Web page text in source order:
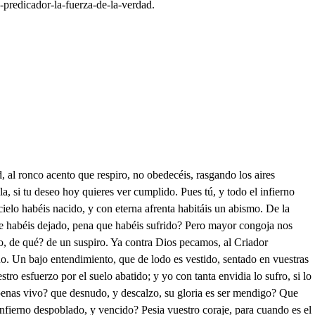
la-fuerza-de-la-verdad.
o ese César Gebelino, altivo, y vano, a esta calle, y a estas rejas se atreve con mil paseos (en rabia el pecho se anela) de día, y de ello blasona, y con músicas serenas, de noche, y a tanto arrojo el falso no se atreviera, sino hallara en tu semblante asable correspondencia? Pues tirana, en él que ves, mas que poder, y riqueza? a que fin, de la fortuna vienes, que avarienta niega con un fácil movimiento, que de ser mudable rueda? Y dime, cuando ese monstruo, pongo caso que no fuera, de bando tan encontrado, y de facción tan opuesta, tanto, que se viera el Cielo antes carecer de estrellas, y falta se viera, y pobre de flores la Primavera, primero que Gebelinos se junten con sangre Guelfa; pues fuera faltar al odío, y rencor, que con sangrientas llamas siempre ha nacido de una en otra descendencia? Tú de un hombre tan soberbio? tan altivo, que se empeña en ultrajar a los pobres, y que a los ricos desprecia, que hasta la Iglesia aborrece, y al mismo Dios no venera? Tanto, vive Dios, la ira al decir esto, se aumenta, que a saber (mas que locura!) a presumir (mas que pena!) que fuese cierta mi duda; pero como digo cierta? un breve rasgo, o amago en tu imaginación, de ella hubiere, de las mujeres eterno escarmiento fueras, solo tres cosas, Rosaura, por saber ahora te quedan, que has de dar la mano al Conde, o elegir luego una celda, o probar de mis furores las crueldades más severas. Mírate en ello, y elige de las tres, cual te convenga. Carlos, Carlos, oyo, aguarda, el cucha, detente, espera; más haz lo que tú quisieres, que amenazas no amedrentan al pecho, y aunque te pese, seré, vive Dios, de César; pues no fuera yo mujer, si un arrojo no emprendiera. A voces llamo la muerte lisonjeando mi dolor, y del morir la esperanza tal vez la vida me dio. Suspended el acento, no gima herido de ese tono el viento: idos de aquí villanos, o el castigo os daré con estas manos. A toda el alma asombra, siempre que muerte ante mí se nombra. Viva allá con su suerte, quien del nombre se paga de la muerte, que yo gustos deseo, que el pensar en morir, es de vaneo. Roberto. . Señor mío. Que en fin Márcela se rindio a mi brío. Y su altivez postrada, por los desprecios pasa de burlada. Que fácil, que fue Laura! Venciola tu poder? O si Rosaura a mi amor se rindiese! para que más feliz mi dicha fuese. A ta amor? cosa extraña! mira, señor, que la pasión te engaña: siendo tu Gebelino, y ella Guelfo, por Dios, que no adivino, como amor haber puede? Y cuando en otro obleto no concede tu condición altiva, que el alma en las prisiones de amor viva; pues si burlas a todas, como a tener amor hoy te acomodas? Mira, si amor te dije, es un amor, el cual solo se rige, no de afecto, y fineza, si no es por ver si puedo la dureza labrar de ese diamante, como rendido, y verdadero amante. Con esto yo conngo, hacer aquesta injuria a mi enemigo, quitarla al Conde Oravió, y lograr mi deseo con su agravio. Espera, que hasta la sala se